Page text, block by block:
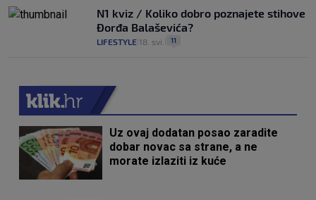
N1 kviz / Koliko dobro poznajete stihove
Đorđa Balaševića?
LIFESTYLE 18. svi. 11
Uz ovaj dodatan posao zaradite
dobar novac sa strane, a ne
morate izlaziti iz kuće